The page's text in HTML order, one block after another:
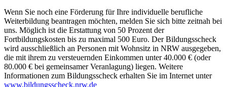
Wenn Sie noch eine Förderung für Ihre individuelle berufliche
Weiterbildung beantragen möchten, melden Sie sich bitte zeitnah bei
uns. Möglich ist die Erstattung von 50 Prozent der
Fortbildungskosten bis zu maximal 500 Euro. Der Bildungsscheck
wird ausschließlich an Personen mit Wohnsitz in NRW ausgegeben,
die mit ihrem zu versteuernden Einkommen unter 40.000 € (oder
80.000 € bei gemeinsamer Veranlagung) liegen. Weitere
Informationen zum Bildungsscheck erhalten Sie im Internet unter
www.bildungsscheck.nrw.de